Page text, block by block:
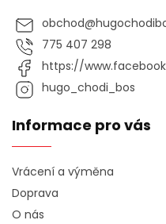
obchod@
775 407 298
https://
hugo_chodi_bos
Informace pro vás
Vrácení a výměna
Doprava
O nás